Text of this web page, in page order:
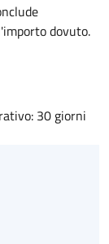
dovuto.
30 giorni